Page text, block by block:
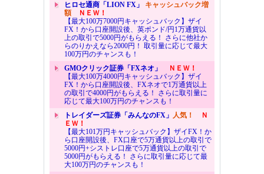
ヒロセ通商「LION FX」 キャッシュバック増
額ＮＥＷ！
【最大100万7000円キャッシュバック】ザイ
FX！から口座開設後、英ポンド/円1万通貨以
上の取引で5000円がもらえる！ さらに他社か
らのりかえなら2000円！ 取引量に応じて最大
100万円のチャンスも！
GMOクリック証券「FXネオ」
ＮＥＷ！
【最大100万4000円キャッシュバック】ザイ
FX！から口座開設後、FXネオで1万通貨以上
の取引で4000円がもらえる！ さらに取引量に
応じて最大100万円のチャンスも！
トレイダーズ証券「みんなのFX」 人気！
Ｎ
ＥＷ！
【最大101万円キャッシュバック】ザイFX！か
ら口座開設後、FX口座で5万通貨以上の取引で
5000円+シストレ口座で5万通貨以上の取引で
5000円がもらえる！ さらに取引量に応じて最
大100万円のチャンスも！